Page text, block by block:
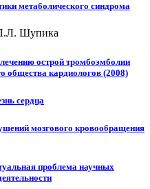
метаболического синдрома
Шупика
острой тромбоэмболии
общества кардиологов (2008)
сердца
мозгового кровообращения
проблема научных